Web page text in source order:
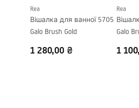
Rea
Вішалка для ванної 5705
Galo Brush Gold
1 280,00 ₴
Rea
Galo
1